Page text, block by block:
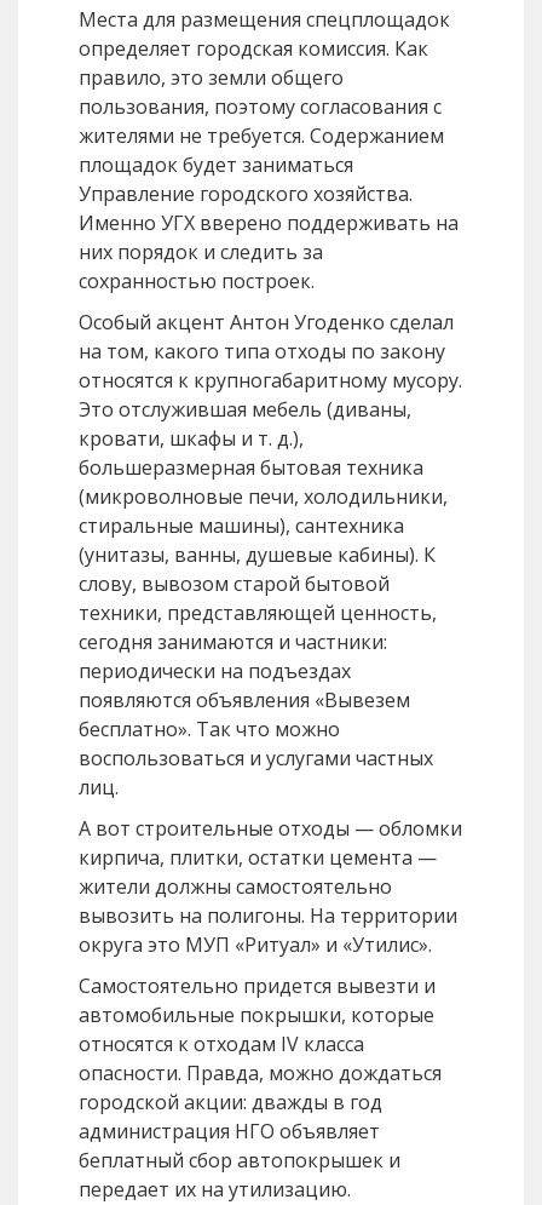
Места для размещения спецплощадок
определяет городская комиссия. Как
правило, это земли общего
пользования, поэтому согласования с
жителями не требуется. Содержанием
площадок будет заниматься
Управление городского хозяйства.
Именно УГХ вверено поддерживать на
них порядок и следить за
сохранностью построек.
Особый акцент Антон Угоденко сделал
на том, какого типа отходы по закону
относятся к крупногабаритному мусору.
Это отслужившая мебель (диваны,
кровати, шкафы и т. д.),
большеразмерная бытовая техника
(микроволновые печи, холодильники,
стиральные машины), сантехника
(унитазы, ванны, душевые кабины). К
слову, вывозом старой бытовой
техники, представляющей ценность,
сегодня занимаются и частники:
периодически на подъездах
появляются объявления «Вывезем
бесплатно». Так что можно
воспользоваться и услугами частных
лиц.
А вот строительные отходы — обломки
кирпича, плитки, остатки цемента —
жители должны самостоятельно
вывозить на полигоны. На территории
округа это МУП «Ритуал» и «Утилис».
Самостоятельно придется вывезти и
автомобильные покрышки, которые
относятся к отходам IV класса
опасности. Правда, можно дождаться
городской акции: дважды в год
администрация НГО объявляет
беплатный сбор автопокрышек и
передает их на утилизацию.